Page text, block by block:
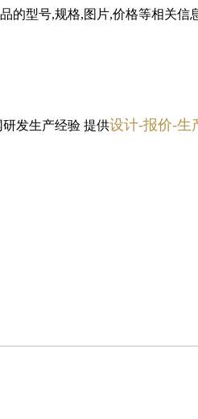
的型号,规格,图片,价格等相关信
研发生产经验 提供设计-报价-生